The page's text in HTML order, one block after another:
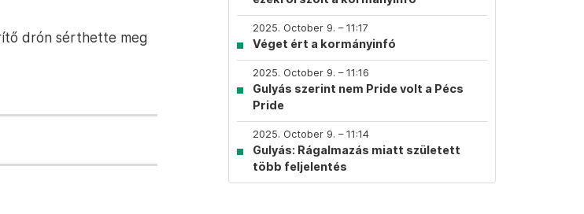
drón sérthette meg
2025. October 9. – 11:17
Véget ért a kormányinfó
2025. October 9. – 11:16
Gulyás szerint nem Pride volt a Pécs
Pride
2025. October 9. – 11:14
Gulyás: Rágalmazás miatt született
több feljelentés